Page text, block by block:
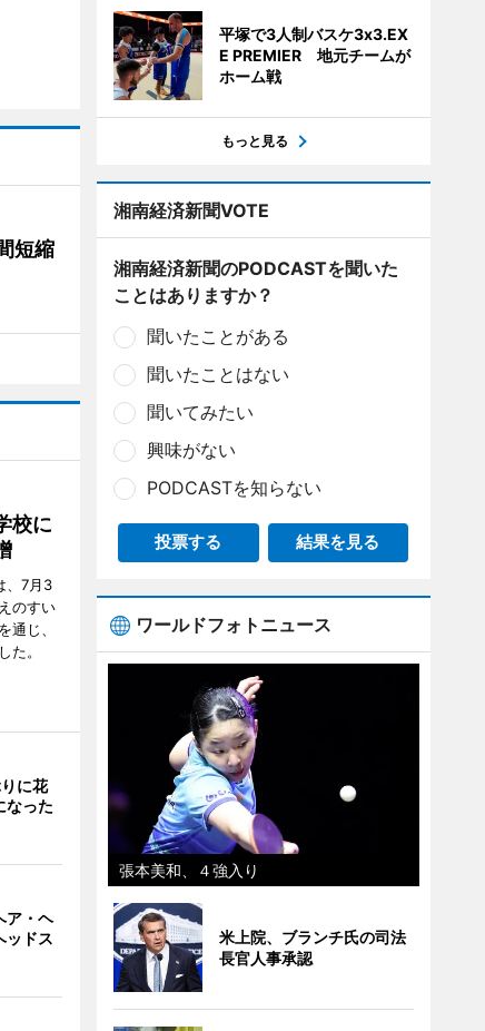
短縮
校に
、7月3
のすい
通じ、
た。
に花
った
ア・ヘ
ッドス
平塚で3人制バスケ3x3.EX
E PREMIER 地元チームが
ホーム戦
もっと見る
湘南経済新聞VOTE
湘南経済新聞のPODCASTを聞いた
ことはありますか？
聞いたことがある
聞いたことはない
聞いてみたい
興味がない
PODCASTを知らない
投票する 結果を見る
ワールドフォトニュース
張本美和、４強入り
米上院、ブランチ氏の司法
長官人事承認